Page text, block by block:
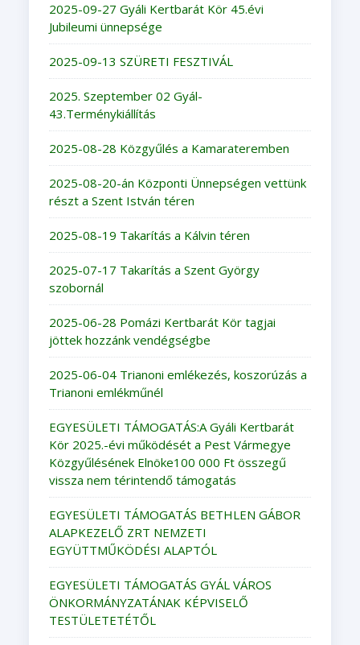
2025-09-27 Gyáli Kertbarát Kör 45.évi
Jubileumi ünnepsége
2025-09-13 SZÜRETI FESZTIVÁL
2025. Szeptember 02 Gyál-
43.Terménykiállítás
2025-08-28 Közgyűlés a Kamarateremben
2025-08-20-án Központi Ünnepségen vettünk
részt a Szent István téren
2025-08-19 Takarítás a Kálvin téren
2025-07-17 Takarítás a Szent György
szobornál
2025-06-28 Pomázi Kertbarát Kör tagjai
jöttek hozzánk vendégségbe
2025-06-04 Trianoni emlékezés, koszorúzás a
Trianoni emlékműnél
EGYESÜLETI TÁMOGATÁS:A Gyáli Kertbarát
Kör 2025.-évi működését a Pest Vármegye
Közgyűlésének Elnöke100 000 Ft összegű
vissza nem térintendő támogatás
EGYESÜLETI TÁMOGATÁS BETHLEN GÁBOR
ALAPKEZELŐ ZRT NEMZETI
EGYÜTTMŰKÖDÉSI ALAPTÓL
EGYESÜLETI TÁMOGATÁS GYÁL VÁROS
ÖNKORMÁNYZATÁNAK KÉPVISELŐ
TESTÜLETETÉTŐL